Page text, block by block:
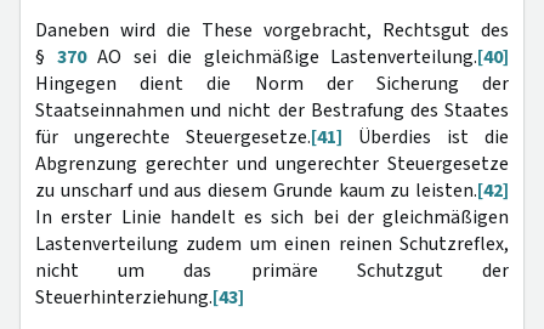
Daneben wird die These vorgebracht, Rechtsgut des
§ 370AO sei die gleichmäßige Lastenverteilung.[40]
Hingegen dient die Norm der Sicherung der
Staatseinnahmen und nicht der Bestrafung des Staates
für ungerechte Steuergesetze.[41] Überdies ist die
Abgrenzung gerechter und ungerechter Steuergesetze
zu unscharf und aus diesem Grunde kaum zu leisten.[42]
In erster Linie handelt es sich bei der gleichmäßigen
Lastenverteilung zudem um einen reinen Schutzreflex,
nicht um das primäre Schutzgut der
Steuerhinterziehung.[43]